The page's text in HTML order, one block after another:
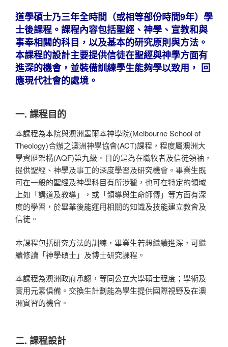
道學碩士乃三年全時間（或相等部份時間9年）學
士後課程。課程內容包括聖經、神學、宣教和與
事奉相關的科目，以及基本的研究原則與方法。
本課程的設計主要提供信徒在聖經與神學方面有
進深的機會，並裝備訓練學生能夠學以致用， 回
應現代社會的處境。
一. 課程目的
本課程為本院與澳洲墨爾本神學院(Melbourne School of
Theology)合辦之澳洲神學協會(ACT)課程，程度屬澳洲大
學資歷架構(AQF)第九級。目的是為在職牧者及信徒領袖，
提供聖經、神學及事工的深度學習及研究機會。畢業生既
可在一般的聖經及神學科目有所涉獵，也可在特定的領域
上如「講道及教導」，或「領導與生命師傳」等方面有深
度的學習，於畢業後能運用相關的知識及技能建立教會及
信徒。
本課程包括研究方法的訓練，畢業生若想繼續進深，可繼
續修讀「神學碩士」及博士研究課程。
本課程為澳洲政府承認，等同公立大學碩士程度；學術及
實用元素俱備。交換生計劃能為學生提供國際視野及在澳
洲實習的機會。
二. 課程設計